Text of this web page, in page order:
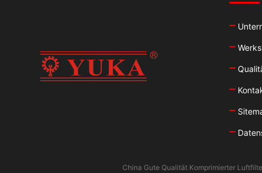
China Gute Qualität Komprimierter